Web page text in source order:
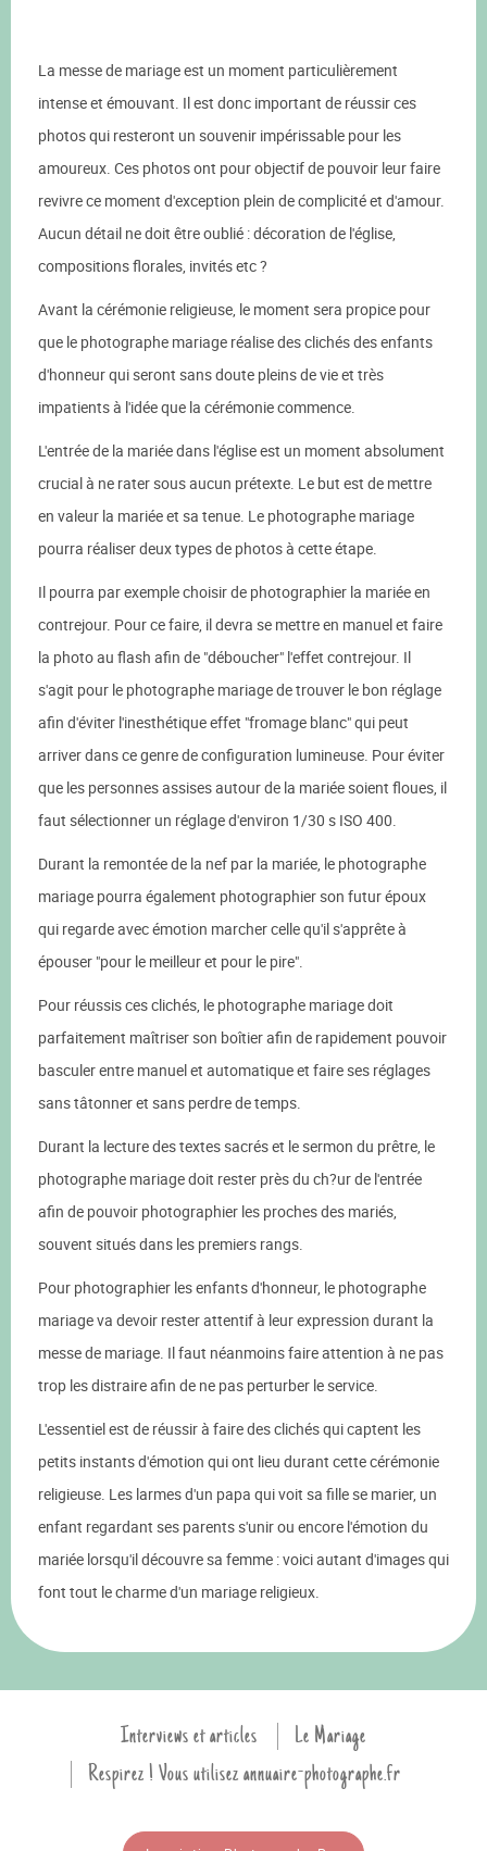
La messe de mariage est un moment particulièrement
intense et émouvant. Il est donc important de réussir ces
photos qui resteront un souvenir impérissable pour les
amoureux. Ces photos ont pour objectif de pouvoir leur faire
revivre ce moment d'exception plein de complicité et d'amour.
Aucun détail ne doit être oublié : décoration de l'église,
compositions florales, invités etc ?
Avant la cérémonie religieuse, le moment sera propice pour
que le photographe mariage réalise des clichés des enfants
d'honneur qui seront sans doute pleins de vie et très
impatients à l'idée que la cérémonie commence.
L'entrée de la mariée dans l'église est un moment absolument
crucial à ne rater sous aucun prétexte. Le but est de mettre
en valeur la mariée et sa tenue. Le photographe mariage
pourra réaliser deux types de photos à cette étape.
Il pourra par exemple choisir de photographier la mariée en
contrejour. Pour ce faire, il devra se mettre en manuel et faire
la photo au flash afin de "déboucher" l'effet contrejour. Il
s'agit pour le photographe mariage de trouver le bon réglage
afin d'éviter l'inesthétique effet "fromage blanc" qui peut
arriver dans ce genre de configuration lumineuse. Pour éviter
que les personnes assises autour de la mariée soient floues, il
faut sélectionner un réglage d'environ 1/30 s ISO 400.
Durant la remontée de la nef par la mariée, le photographe
mariage pourra également photographier son futur époux
qui regarde avec émotion marcher celle qu'il s'apprête à
épouser "pour le meilleur et pour le pire".
Pour réussis ces clichés, le photographe mariage doit
parfaitement maîtriser son boîtier afin de rapidement pouvoir
basculer entre manuel et automatique et faire ses réglages
sans tâtonner et sans perdre de temps.
Durant la lecture des textes sacrés et le sermon du prêtre, le
photographe mariage doit rester près du ch?ur de l'entrée
afin de pouvoir photographier les proches des mariés,
souvent situés dans les premiers rangs.
Pour photographier les enfants d'honneur, le photographe
mariage va devoir rester attentif à leur expression durant la
messe de mariage. Il faut néanmoins faire attention à ne pas
trop les distraire afin de ne pas perturber le service.
L'essentiel est de réussir à faire des clichés qui captent les
petits instants d'émotion qui ont lieu durant cette cérémonie
religieuse. Les larmes d'un papa qui voit sa fille se marier, un
enfant regardant ses parents s'unir ou encore l'émotion du
mariée lorsqu'il découvre sa femme : voici autant d'images qui
font tout le charme d'un mariage religieux.
Interviews et articles
Le Mariage
Respirez ! Vous utilisez annuaire-photographe.fr